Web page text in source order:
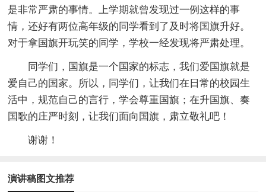
是非常严肃的事情。上学期就曾发现过一例这样的事
情，还好有两位高年级的同学看到了及时将国旗升好。
对于拿国旗开玩笑的同学，学校一经发现将严肃处理。
同学们，国旗是一个国家的标志，我们爱国旗就是
爱自己的国家。所以，同学们，让我们在日常的校园生
活中，规范自己的言行，学会尊重国旗；在升国旗、奏
国歌的庄严时刻，让我们面向国旗，肃立敬礼吧！
谢谢！
演讲稿图文推荐